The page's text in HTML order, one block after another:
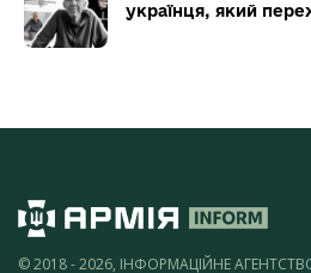
українця, який
© 2018 - 2026, ІНФОРМАЦІЙНЕ